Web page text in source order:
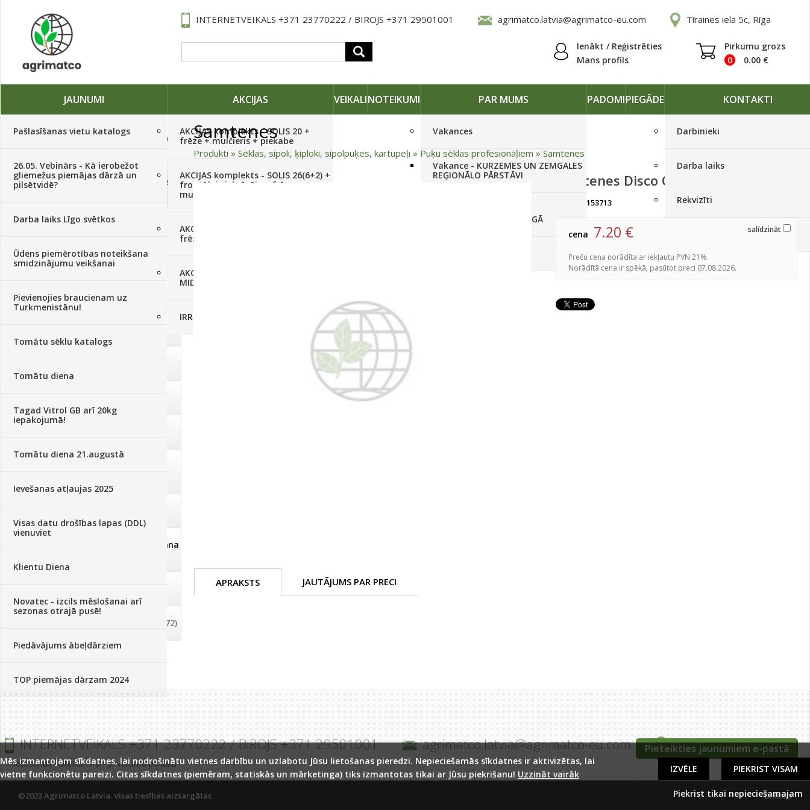
INTERNETVEIKALS +371 23770222 / BIROJS +371 29501001 agrimatco.latvia@agrimatco-eu.com Tīraines iela 5c, Rīga
Ienākt / Reģistrēties
Mans profils
Pirkumu grozs
0
0.00 €
JAUNUMI
Pašlasīšanas vietu katalogs
26.05. Vebinārs - Kā ierobežot
gliemežus piemājas dārzā un
pilsētvidē?
Darba laiks Līgo svētkos
Ūdens piemērotības noteikšana
smidzinājumu veikšanai
Pievienojies braucienam uz
Turkmenistānu!
Tomātu sēklu katalogs
Tomātu diena
Tagad Vitrol GB arī 20kg
iepakojumā!
Tomātu diena 21.augustā
Ievešanas atļaujas 2025
Visas datu drošības lapas (DDL)
vienuviet
Klientu Diena
Novatec - izcils mēslošanai arī
sezonas otrajā pusē!
Piedāvājums ābeļdārziem
TOP piemājas dārzam 2024
AKCIJAS
AKCIJAS komplekts - SOLIS 20 +
frēze + mulčieris + piekabe
AKCIJAS komplekts - SOLIS 26(6+2) +
frontālais iekrāvējs + frēze +
mulčieris + piekabe
AKCIJAS komplekts - SOLIS 26 HST +
frēze + mulčieris
AKCIJAS komplekts - SOLIS 26 HST +
MID MOWER + piekabe
IRRITEC Pilienlaistīšanas komplekti
VEIKALINOTEIKUMI PAR MUMS
Vakances
Vakance - KURZEMES UN ZEMGALES
REĢIONĀLO PĀRSTĀVI
STRĀDNIEKU VEIKALĀ RĪGĀ
PADOMIPIEGĀDE KONTAKTI
Darbinieki
Darba laiks
Rekvizīti
Traktori, tehnika, rezerves daļas,
Sēklas, sīpoli, ķiploki, sīpolpuķes,
kartupeļi
Augu aizsardzība(366)
Mēslojumi(495)
Augsne, kūdra, mulča
Dezinfekcija, tīrīšana, mazgāšana
(72)
Samtenes
Produkti » Sēklas, sīpoli, ķiploki, sīpolpuķes, kartupeļi » Puķu sēklas profesionāļiem » Samtenes
Samtenes Disco Orange 1000s
artikuls:153713
salīdzināt
cena 7.20 €
Preču cena norādīta ar iekļautu PVN 21%.
Norādītā cena ir spēkā, pasūtot preci 07.08.2026.
APRAKSTS JAUTĀJUMS PAR PRECI
Pieteikties jaunumiem e-pastā
INTERNETVEIKALS +371 23770222 / BIROJS +371 29501001 agrimatco.latvia@agrimatco-eu.com Tīraines iela 5c, Rīga
lietošanas noteikumi un privātuma politika
DIRcms
©2023 Agrimatco Latvia. Visas tiesības aizsargātas
Mēs izmantojam sīkdatnes, lai nodrošinātu vietnes darbību un uzlabotu Jūsu lietošanas pieredzi. Nepieciešamās sīkdatnes ir aktivizētas, lai
vietne funkcionētu pareizi. Citas sīkdatnes (piemēram, statiskās un mārketinga) tiks izmantotas tikai ar Jūsu piekrišanu! Uzzināt vairāk PIEKRIST VISAM
IZVĒLE
Piekrist tikai nepieciešamajam